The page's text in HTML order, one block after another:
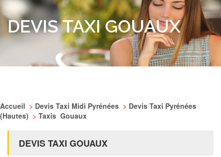
DEVIS TAXI GOUAUX
Accueil > Devis Taxi Midi Pyrénées > Devis Taxi Pyrénées
(Hautes) > Taxis Gouaux
DEVIS TAXI GOUAUX